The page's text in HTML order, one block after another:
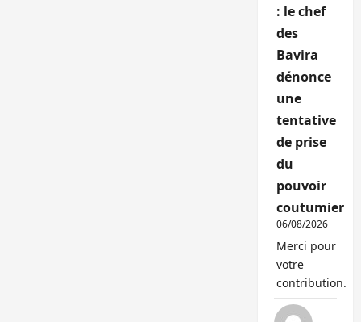
: le chef
des
Bavira
dénonce
une
tentative
de prise
du
pouvoir
coutumier
06/08/2026
Merci pour
votre
contribution.